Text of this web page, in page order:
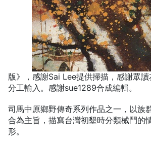
版》，感謝Sai Lee提供掃描，感謝眾讀
分工輸入。感謝sue1289合成編輯。
司馬中原鄉野傳奇系列作品之一，以族
合為主旨，描寫台灣初墾時分類械鬥的
形。